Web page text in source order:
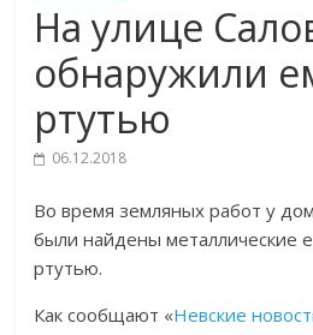
На улице
обнаружили
ртутью
06.12.2018
Во время земляных работ у
были найдены металлические
ртутью.
Как сообщают «Невские